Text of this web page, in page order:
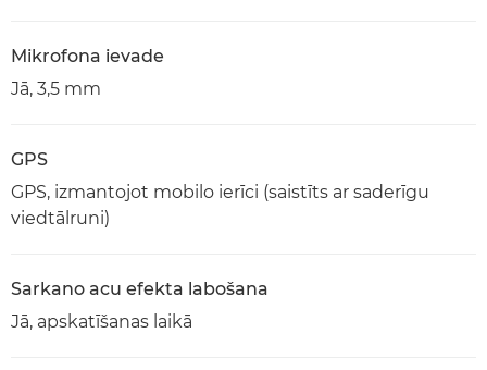
Mikrofona ievade
Jā, 3,5 mm
GPS
GPS, izmantojot mobilo ierīci (saistīts ar saderīgu
viedtālruni)
Sarkano acu efekta labošana
Jā, apskatīšanas laikā